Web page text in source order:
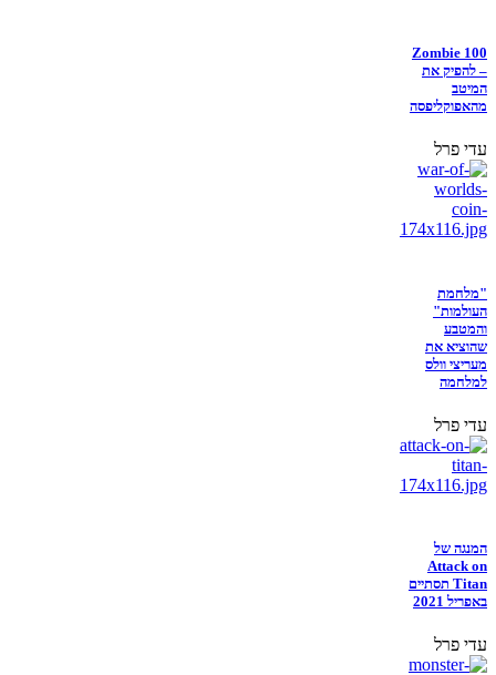
Zombie 100
– להפיק את
המיטב
מהאפוקליפסה
עדי פרל
"מלחמת
העולמות"
והמטבע
שהוציא את
מעריצי וולס
למלחמה
עדי פרל
המנגה של
Attack on
Titan תסתיים
באפריל 2021
עדי פרל